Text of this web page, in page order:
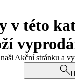
v této
Akční stránku a